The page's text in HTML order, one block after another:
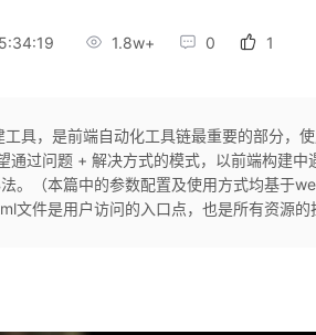
1.8w+ 0 1
具，是前端自动化工具链最重要的部分，
通过问题 + 解决方式的模式，以前端构建中
。（本篇中的参数配置及使用方式均基于
文件是用户访问的入口点，也是所有资源的